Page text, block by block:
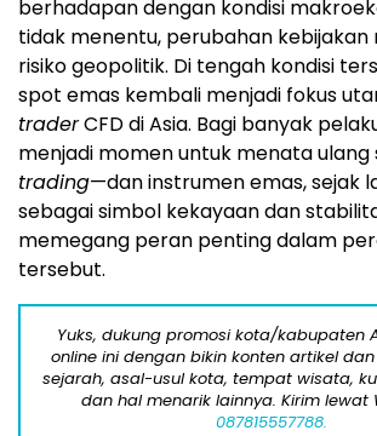
berhadapan dengan kondisi
tidak menentu, perubahan
risiko geopolitik. Di tengah kondisi
spot emas kembali menjadi fokus
traderCFD di Asia. Bagi banyak
menjadi momen untuk menata
trading—dan instrumen emas, sejak
sebagai simbol kekayaan dan
memegang peran penting dalam
tersebut.
Yuks, dukung promosi kota/kabupaten
online ini dengan bikin konten artikel
sejarah, asal-usul kota, tempat wisata,
dan hal menarik lainnya. Kirim lewat
087815557788.